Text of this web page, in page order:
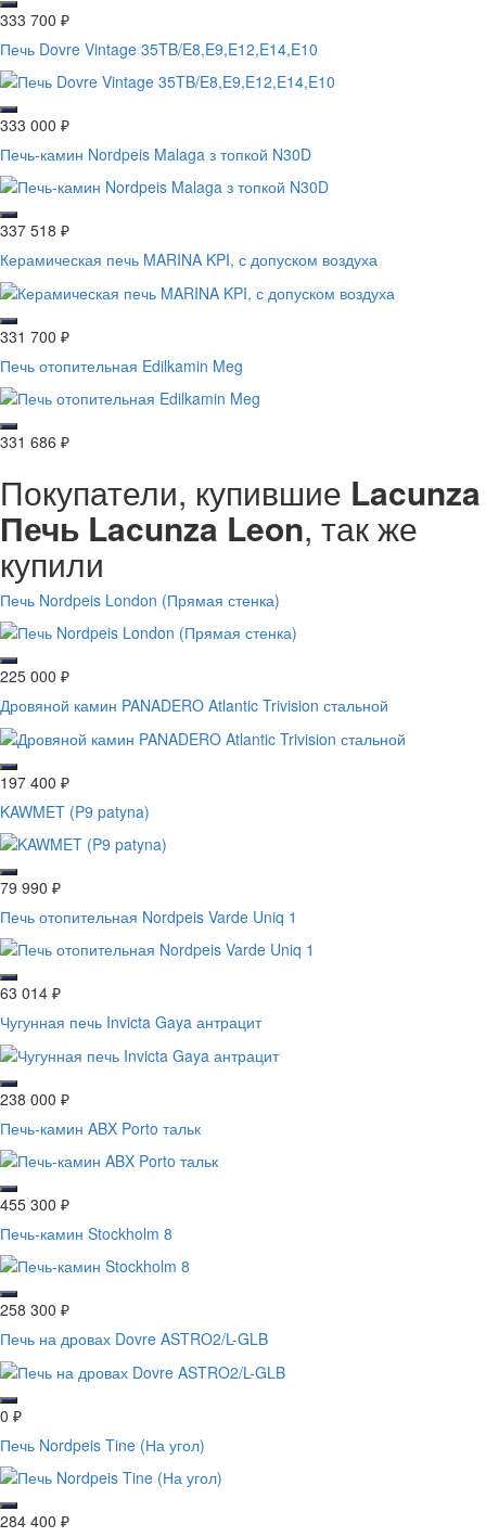
333 700 ₽
Печь Dovre Vintage 35TB/E8,E9,E12,E14,E10
333 000 ₽
Печь-камин Nordpeis Malaga з топкой N30D
337 518 ₽
Керамическая печь MARINA KPI, с допуском воздуха
331 700 ₽
Печь отопительная Edilkamin Meg
331 686 ₽
Покупатели, купившие Lacunza
Печь Lacunza Leon, так же
купили
Печь Nordpeis London (Прямая стенка)
225 000 ₽
Дровяной камин PANADERO Atlantic Trivision стальной
197 400 ₽
KAWMET (P9 patyna)
79 990 ₽
Печь отопительная Nordpeis Varde Uniq 1
63 014 ₽
Чугунная печь Invicta Gaya антрацит
238 000 ₽
Печь-камин ABX Porto тальк
455 300 ₽
Печь-камин Stockholm 8
258 300 ₽
Печь на дровах Dovre ASTRO2/L-GLB
0 ₽
Печь Nordpeis Tine (На угол)
284 400 ₽